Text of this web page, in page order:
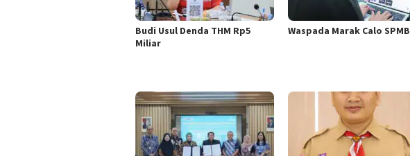
Budi Usul Denda THM Rp5
Miliar
Waspada Marak Calo SPMB